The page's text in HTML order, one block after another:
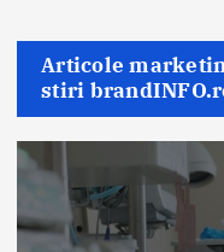
Articole
stiri